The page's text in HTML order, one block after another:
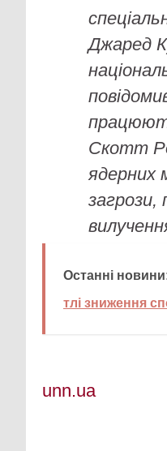
Джаред
Скотт
ядерних
загрози,
Останні
тлі зниження
unn.ua